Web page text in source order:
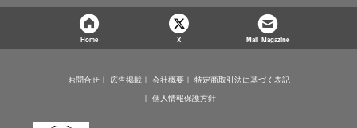
Home X Mail Magazine
お問合せ 広告掲載 会社概要
特定商取引法に基づく表記
個人情報保護方針